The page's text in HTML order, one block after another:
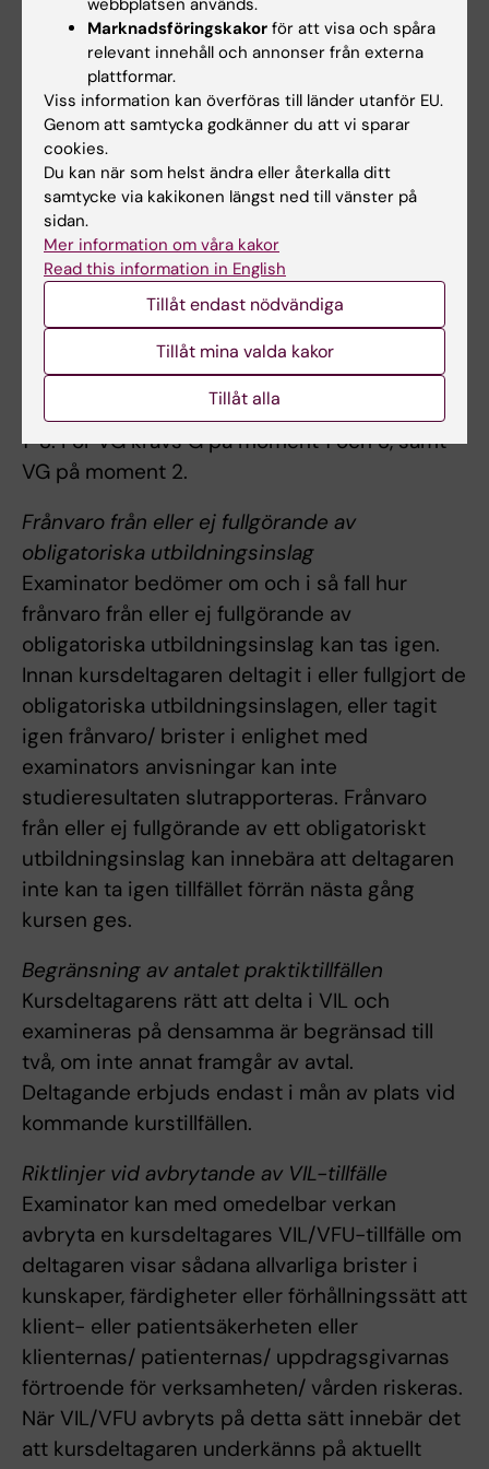
Moment 3, Vetenskaplig utveckling
a) obligatoriska uppgifter i KI:s lärplattform
b) inlämningsuppgifter, ges betyget U eller G
c) obligatoriska seminarier och
demonstrationer enligt schema, en del av
programmets vetenskapliga strimma
Momentet ges betyget U eller G. För G krävs G
på samtliga inlämningsuppgifter b) samt
fullgörande av obligatoriska utbildningsinslag.
Betyg på hel kurs
På kursen ges något av betygen U, G eller VG.
För G på hel kurs krävs G på samtliga moment
1-3. För VG krävs G på moment 1 och 3, samt
VG på moment 2.
Frånvaro från eller ej fullgörande av
obligatoriska utbildningsinslag
Examinator bedömer om och i så fall hur
frånvaro från eller ej fullgörande av
obligatoriska utbildningsinslag kan tas igen.
Innan kursdeltagaren deltagit i eller fullgjort de
obligatoriska utbildningsinslagen, eller tagit
igen frånvaro/ brister i enlighet med
examinators anvisningar kan inte
studieresultaten slutrapporteras. Frånvaro
från eller ej fullgörande av ett obligatoriskt
utbildningsinslag kan innebära att deltagaren
inte kan ta igen tillfället förrän nästa gång
kursen ges.
Begränsning av antalet praktiktillfällen
Kursdeltagarens rätt att delta i VIL och
examineras på densamma är begränsad till
två, om inte annat framgår av avtal.
Deltagande erbjuds endast i mån av plats vid
kommande kurstillfällen.
Riktlinjer vid avbrytande av VIL-tillfälle
Examinator kan med omedelbar verkan
avbryta en kursdeltagares VIL/VFU-tillfälle om
deltagaren visar sådana allvarliga brister i
kunskaper, färdigheter eller förhållningssätt att
klient- eller patientsäkerheten eller
klienternas/ patienternas/ uppdragsgivarnas
förtroende för verksamheten/ vården riskeras.
När VIL/VFU avbryts på detta sätt innebär det
att kursdeltagaren underkänns på aktuellt
webbplatsen används.
Marknadsföringskakor för att visa och spåra
relevant innehåll och annonser från externa
plattformar.
Viss information kan överföras till länder utanför EU.
Genom att samtycka godkänner du att vi sparar
cookies.
Du kan när som helst ändra eller återkalla ditt
samtycke via kakikonen längst ned till vänster på
sidan.
Mer information om våra kakor
Read this information in English
Tillåt endast nödvändiga
Tillåt mina valda kakor
Tillåt alla